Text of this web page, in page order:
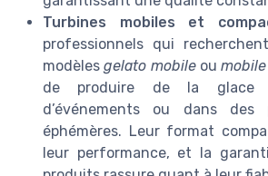
Turbines mobiles et
professionnels qui
modèlesgelato mobileou
de produire de la glace
d’événements ou dans
éphémères. Leur format
leur performance, et la